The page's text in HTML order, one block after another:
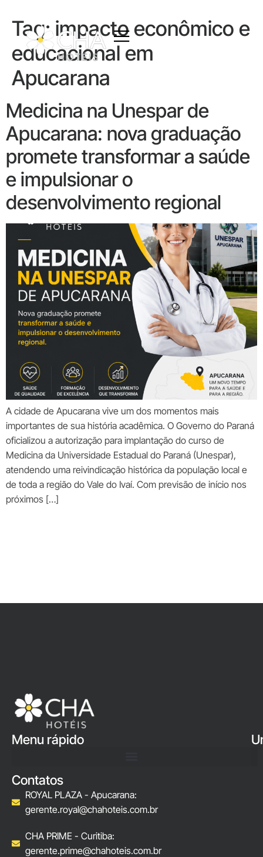
Tag:impacto econômico e
educacional em
Apucarana
Medicina na Unespar de
Apucarana: nova graduação
promete transformar a saúde
e impulsionar o
desenvolvimento regional
A cidade de Apucarana vive um dos momentos mais
importantes de sua história acadêmica. O Governo do Paraná
oficializou a autorização para implantação do curso de
Medicina da Universidade Estadual do Paraná (Unespar),
atendendo uma reivindicação histórica da população local e
de toda a região do Vale do Ivaí. Com previsão de início nos
próximos […]
Menu rápido
Contatos
ROYAL PLAZA - Apucarana:
gerente.royal@chahoteis.com.br
CHA PRIME - Curitiba:
gerente.prime@chahoteis.com.br